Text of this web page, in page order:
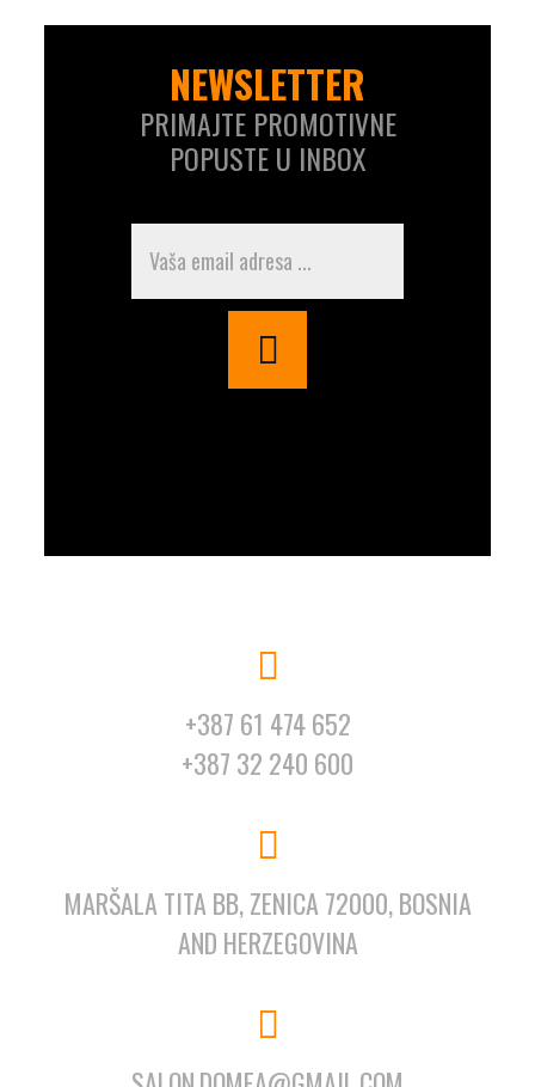
NEWSLETTER
PRIMAJTE PROMOTIVNE
POPUSTE U INBOX
+387 61 474 652
+387 32 240 600
MARŠALA TITA BB, ZENICA 72000, BOSNIA
AND HERZEGOVINA